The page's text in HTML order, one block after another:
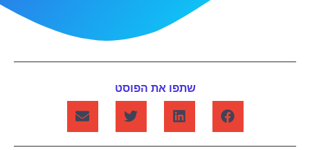
שתפו את הפוסט